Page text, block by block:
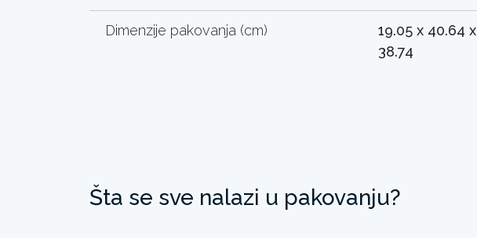
Dimenzije pakovanja (cm)
19.05 x 40.64 x
38.74
Šta se sve nalazi u pakovanju?